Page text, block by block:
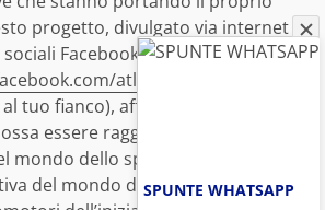
progetto, divulgato via internet
Facebook (Pagina Atleti al
atletialtuofianco
tuo fianco), affinché chiunque in
essere raggiunto dalle
mondo dello sport. Tra chi ha già
del mondo del tennis, oltre ai
SPUNTE WHATSAPP